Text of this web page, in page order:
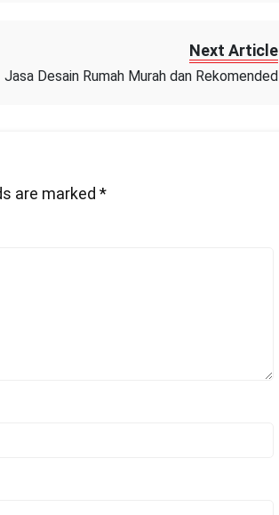
Next Article
Jasa Desain Rumah Murah dan Rekomended
are marked *